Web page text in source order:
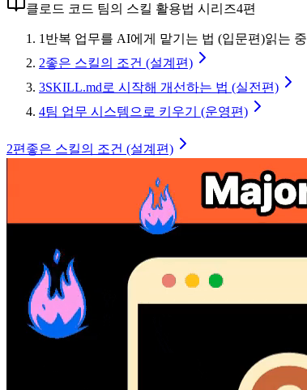
클로드 코드 팀의 스킬 활용법 시리즈4편
1 반복 업무를 AI에게 맡기는 법 (입문편)읽는 중
2좋은 스킬의 조건 (설계편)
3SKILL.md로 시작해 개선하는 법 (실전편)
4팀 업무 시스템으로 키우기 (운영편)
2편 좋은 스킬의 조건 (설계편)